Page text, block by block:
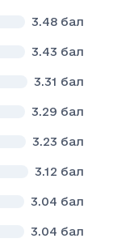
3.48 бал
3.43 бал
3.31 бал
3.29 бал
3.23 бал
3.12 бал
3.04 бал
3.04 бал